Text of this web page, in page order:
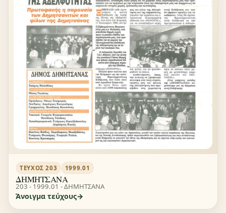
ΤΕΎΧΟΣ 203 1999.01
ΔΗΜΗΤΣΑΝΑ
203 - 1999.01 - ΔΗΜΗΤΣΑΝΑ
Άνοιγμα τεύχους